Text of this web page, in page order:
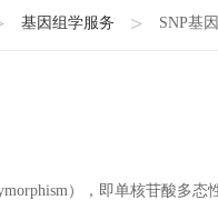
基因组学服务 SNP基
），即单核苷酸多